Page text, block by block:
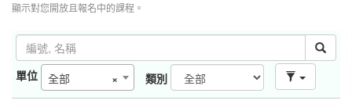
顯示對您開放且報名中的課程。
單位 ×
全部 類別